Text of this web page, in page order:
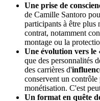
Une prise de
de Camille Santoro
participants à être plus
contrat, notamment
montage ou la
Une évolution vers le
que des personnalités
des carrières d'
conservent un
monétisation. C'est
Un format en quête